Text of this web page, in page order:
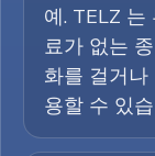
예. TELZ 는
료가 없는
화를 걸거
용할 수 있